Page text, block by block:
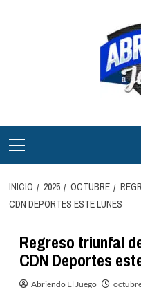
principal
INICIO 2025 OCTUBRE
CDN DEPORTES ESTE LUNES
Regreso triunfal
CDN Deportes
Abriendo El Juego